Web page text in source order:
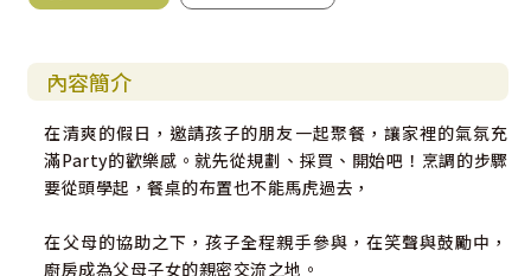
內容簡介
在清爽的假日，邀請孩子的朋友一起聚餐，讓家裡的氣氛充
滿Party的歡樂感。就先從規劃、採買、開始吧！烹調的步驟
要從頭學起，餐桌的布置也不能馬虎過去，
在父母的協助之下，孩子全程親手參與，在笑聲與鼓勵中，
廚房成為父母子女的親密交流之地。